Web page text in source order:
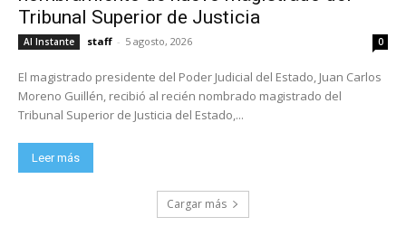
Tribunal Superior de Justicia
Al Instante staff - 5 agosto, 2026 0
El magistrado presidente del Poder Judicial del Estado, Juan Carlos
Moreno Guillén, recibió al recién nombrado magistrado del
Tribunal Superior de Justicia del Estado,...
Leer más
Cargar más